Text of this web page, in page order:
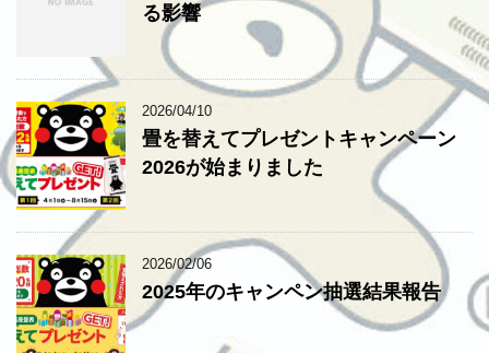
る影響
2026/04/10
畳を替えてプレゼントキャンペーン
2026が始まりました
2026/02/06
2025年のキャンペン抽選結果報告